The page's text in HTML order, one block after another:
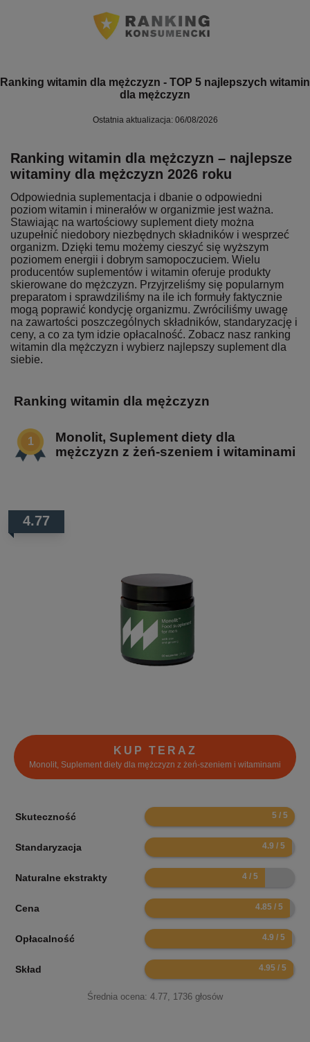
Ranking witamin dla mężczyzn - TOP 5 najlepszych witamin
dla mężczyzn
Ostatnia aktualizacja: 06/08/2026
Ranking witamin dla mężczyzn – najlepsze
witaminy dla mężczyzn 2026 roku
Odpowiednia suplementacja i dbanie o odpowiedni
poziom witamin i minerałów w organizmie jest ważna.
Stawiając na wartościowy suplement diety można
uzupełnić niedobory niezbędnych składników i wesprzeć
organizm. Dzięki temu możemy cieszyć się wyższym
poziomem energii i dobrym samopoczuciem. Wielu
producentów suplementów i witamin oferuje produkty
skierowane do mężczyzn. Przyjrzeliśmy się popularnym
preparatom i sprawdziliśmy na ile ich formuły faktycznie
mogą poprawić kondycję organizmu. Zwróciliśmy uwagę
na zawartości poszczególnych składników, standaryzację i
ceny, a co za tym idzie opłacalność. Zobacz nasz ranking
witamin dla mężczyzn i wybierz najlepszy suplement dla
siebie.
Ranking witamin dla mężczyzn
Monolit, Suplement diety dla
mężczyzn z żeń-szeniem i witaminami
4.77
KUP TERAZ
Monolit, Suplement diety dla mężczyzn z żeń-szeniem i witaminami
Skuteczność 10
Standaryzacja 9.8
Naturalne ekstrakty 8
Cena 9.7
Opłacalność 9.8
Skład 9.9
Średnia ocena: 4.77, 1736 głosów